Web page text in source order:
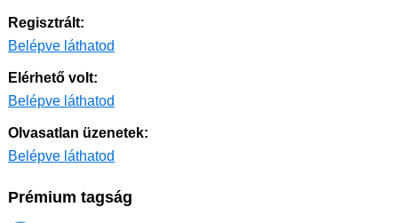
Regisztrált:
Belépve láthatod
Elérhető volt:
Belépve láthatod
Olvasatlan üzenetek:
Belépve láthatod
Prémium tagság